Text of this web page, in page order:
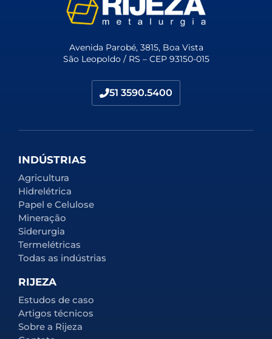
Avenida Parobé, 3815, Boa Vista
São Leopoldo / RS – CEP 93150-015
51 3590.5400
INDÚSTRIAS
Agricultura
Hidrelétrica
Papel e Celulose
Mineração
Siderurgia
Termelétricas
Todas as indústrias
RIJEZA
Estudos de caso
Artigos técnicos
Sobre a Rijeza